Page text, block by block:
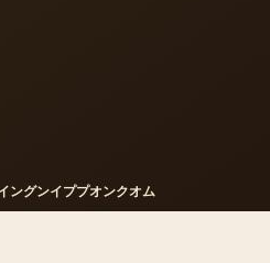
ングンイププオンクオム